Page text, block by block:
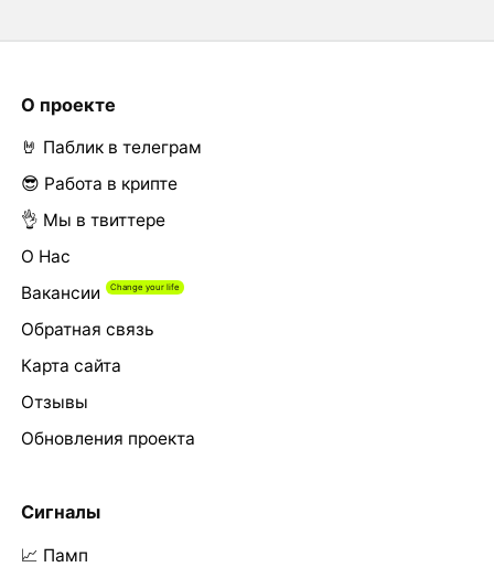
О проекте
🤘 Паблик в телеграм
😎 Работа в крипте
👌 Мы в твиттере
О Нас
Вакансии
Обратная связь
Карта сайта
Отзывы
Обновления проекта
Сигналы
📈 Памп